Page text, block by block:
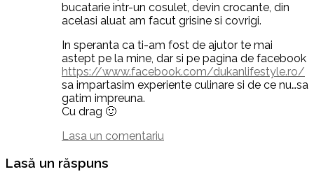
bucatarie intr-un cosulet, devin crocante, din
acelasi aluat am facut grisine si covrigi.
In speranta ca ti-am fost de ajutor te mai
astept pe la mine, dar si pe pagina de facebook
https://www.facebook.com/dukanlifestyle.ro/
sa impartasim experiente culinare si de ce nu…sa
gatim impreuna.
Cu drag 🙂
Lasa un comentariu
Lasă un răspuns